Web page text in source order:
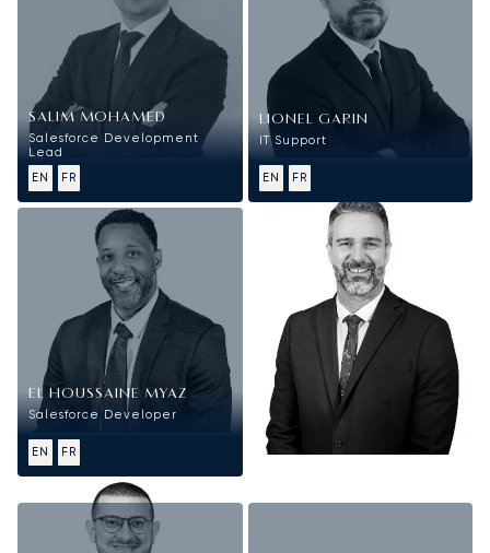
SALIM MOHAMED
Salesforce Development
Lead
EN
FR
LIONEL GARIN
IT Support
EN FR
EL HOUSSAINE MYAZ
Salesforce Developer
EN FR
Finance